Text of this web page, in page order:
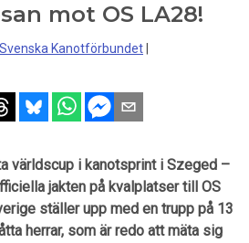
mot OS LA28!
Svenska Kanotförbundet
världscup i kanotsprint i Szeged –
jakten på kvalplatser till OS
ställer upp med en trupp på 13
herrar, som är redo att mäta sig